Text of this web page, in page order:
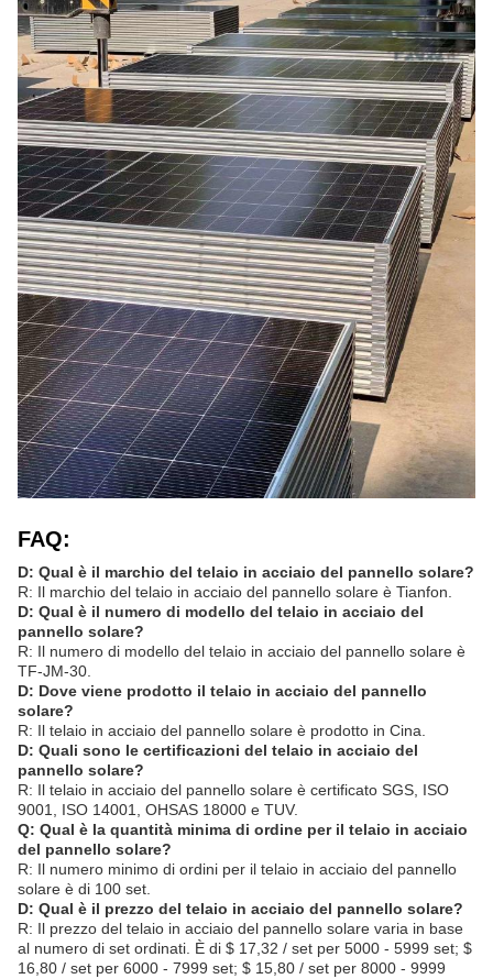
FAQ:
D: Qual è il marchio del telaio in acciaio del pannello solare?
R: Il marchio del telaio in acciaio del pannello solare è Tianfon.
D: Qual è il numero di modello del telaio in acciaio del
pannello solare?
R: Il numero di modello del telaio in acciaio del pannello solare è
TF-JM-30.
D: Dove viene prodotto il telaio in acciaio del pannello
solare?
R: Il telaio in acciaio del pannello solare è prodotto in Cina.
D: Quali sono le certificazioni del telaio in acciaio del
pannello solare?
R: Il telaio in acciaio del pannello solare è certificato SGS, ISO
9001, ISO 14001, OHSAS 18000 e TUV.
Q: Qual è la quantità minima di ordine per il telaio in acciaio
del pannello solare?
R: Il numero minimo di ordini per il telaio in acciaio del pannello
solare è di 100 set.
D: Qual è il prezzo del telaio in acciaio del pannello solare?
R: Il prezzo del telaio in acciaio del pannello solare varia in base
al numero di set ordinati. È di $ 17,32 / set per 5000 - 5999 set; $
16,80 / set per 6000 - 7999 set; $ 15,80 / set per 8000 - 9999